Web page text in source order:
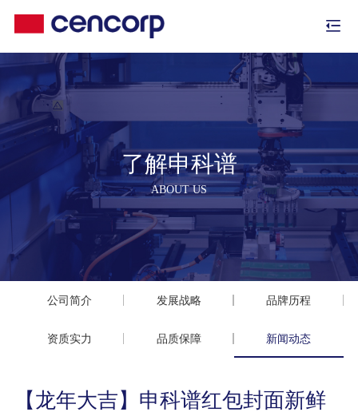
了解申科谱
ABOUT US
公司简介 发展战略 品牌历程
资质实力 品质保障 新闻动态
【龙年大吉】申科谱红包封面新鲜